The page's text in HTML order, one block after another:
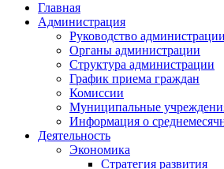
Главная
Администрация
Руководство администрации
Органы администрации
Структура администрации
График приема граждан
Комиссии
Муниципальные
Информация о
Деятельность
Экономика
Стратегия развития